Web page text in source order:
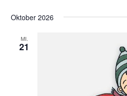
Oktober 2026
MI.
21